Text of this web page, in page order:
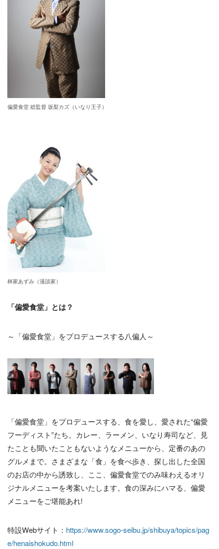
偏愛食堂 総監督 坂梨カズ（いなり王子）
林家あずみ（漫談家）
「偏愛食堂」とは？
～「偏愛食堂」をプロデュースする八偏人～
「偏愛食堂」をプロデュースする、食を愛し、愛された“偏愛
フーディスト”たち。カレー、ラーメン、いなり寿司など、見
たことも聞いたこともないようなメニューから、定番のあの
グルメまで。さまざまな「食」を食べ歩き、探し出した全国
のお店の中から誘致し、ここ、偏愛食堂でのみ味わえるオリ
ジナルメニューを考案いたします。食の深みにハマる、偏愛
メニューをご堪能あれ!
特設Webサイト： https://www.sogo-seibu.jp/shibuya/topics/pag
e/henaishokudo.html